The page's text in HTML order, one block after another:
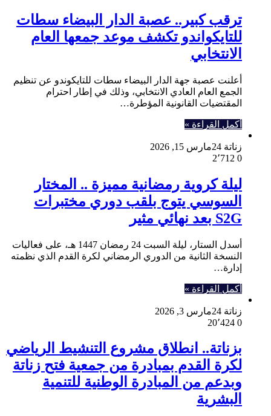
ترقب كبير.. عصبة الدار البيضاء سطات
للتايكواندو تكشف موعد جمعها العام
الانتخابي
أعلنت عصبة جهة الدار البيضاء سطات للتايكوندو عن تنظيم
الجمع العام العادي الانتخابي، وذلك في إطار احترام
المقتضيات القانونية المؤطرة…
أكمل القراءة »
زناتة 24
مارس 15, 2026
0
ليلة كروية رمضانية مميزة .. المختار
السوسي يتوج بلقب دوري مختبرات
S2G بعد نهائي مثير
أسدل الستار، ليلة السبت 24 رمضان 1447 هـ، على فعاليات
النسخة الثانية من الدوري الرمضاني لكرة القدم الذي نظمته
إدارة…
أكمل القراءة »
زناتة 24
مارس 3, 2026
0
بزناتة.. انطلاق مشروع التنشيط الرياضي
لكرة القدم بمبادرة من جمعية فتح زناتة
وبدعم من المبادرة الوطنية للتنمية
البشرية